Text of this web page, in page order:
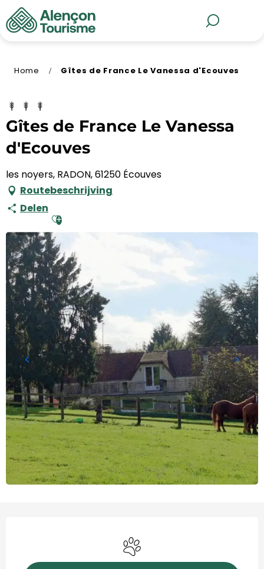
Aller
au
contenu
Home Gîtes de France Le Vanessa d'Ecouves
Gîtes de France Le Vanessa
d'Ecouves
les noyers, RADON, 61250 Écouves
Routebeschrijving
Delen Ajouter aux favoris
Dieren toegelaten